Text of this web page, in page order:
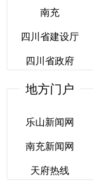
资阳
南充
南充
四川省建设厅
四川省建设厅
四川省政府
四川省政府
地方门户
乐山新闻网
乐山新闻网
南充新闻网
南充新闻网
天府热线